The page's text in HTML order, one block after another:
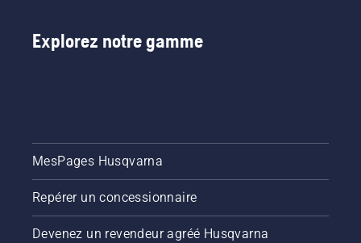
Explorez notre gamme
MesPages Husqvarna
Repérer un concessionnaire
Devenez un revendeur agréé Husqvarna